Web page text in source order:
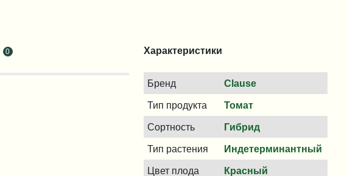
Характеристики
Бренд Clause
Тип продукта Томат
Сортность Гибрид
Тип растения Индетерминантный
Цвет плода Красный
0